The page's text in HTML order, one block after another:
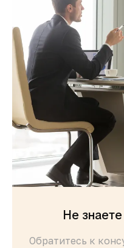
Не
Обратитесь к